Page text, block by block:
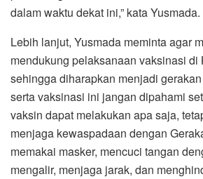
dalam waktu dekat ini,” kata Yusmada.
Lebih lanjut, Yusmada meminta agar
mendukung pelaksanaan vaksinasi di
sehingga diharapkan menjadi
serta vaksinasi ini jangan dipahami
vaksin dapat melakukan apa saja,
menjaga kewaspadaan dengan
memakai masker, mencuci tangan
mengalir, menjaga jarak, dan